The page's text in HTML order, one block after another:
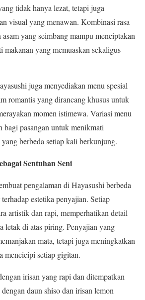
tidak hanya lezat, tetapi juga
visual yang menawan. Kombinasi rasa
yang seimbang mampu menciptakan
makanan yang memuaskan sekaligus
juga menyediakan menu spesial
romantis yang dirancang khusus untuk
momen istimewa. Variasi menu
pasangan untuk menikmati
berbeda setiap kali berkunjung.
Sentuhan Seni
pengalaman di Hayasushi berbeda
estetika penyajian. Setiap
artistik dan rapi, memperhatikan detail
letak di atas piring. Penyajian yang
mata, tetapi juga meningkatkan
mencicipi setiap gigitan.
irisan yang rapi dan ditempatkan
daun shiso dan irisan lemon